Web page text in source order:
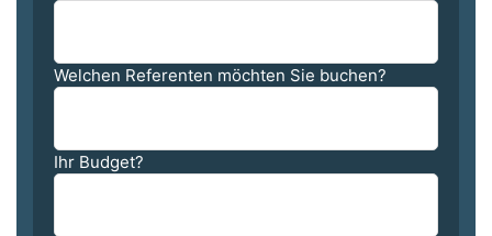
Welchen Referenten möchten Sie buchen?
Ihr Budget?